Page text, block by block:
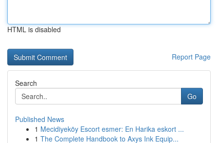
HTML is disabled
Report Page
Search
Go
Published News
1 Mecidiyeköy Escort esmer: En Harika eskort ...
1 The Complete Handbook to Axys Ink Equip...